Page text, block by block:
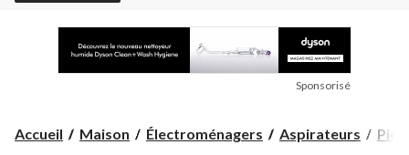
Sponsorisé
Accueil Maison Électroménagers Aspirateurs